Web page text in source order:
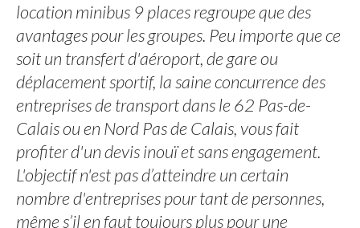
location minibus 9 places regroupe que des
avantages pour les groupes. Peu importe que ce
soit un transfert d'aéroport, de gare ou
déplacement sportif, la saine concurrence des
entreprises de transport dans le 62 Pas-de-
Calais ou en Nord Pas de Calais, vous fait
profiter d'un devis inouï et sans engagement.
L'objectif n'est pas d’atteindre un certain
nombre d'entreprises pour tant de personnes,
même s’il en faut toujours plus pour une